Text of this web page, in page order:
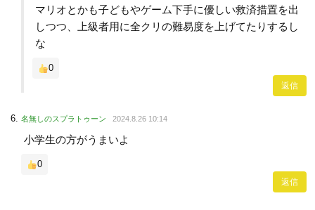
マリオとかも子どもやゲーム下手に優しい救済措置を出
しつつ、上級者用に全クリの難易度を上げてたりするし
な
0
返信
名無しのスプラトゥーン 2024.8.26 10:14
小学生の方がうまいよ
0
返信